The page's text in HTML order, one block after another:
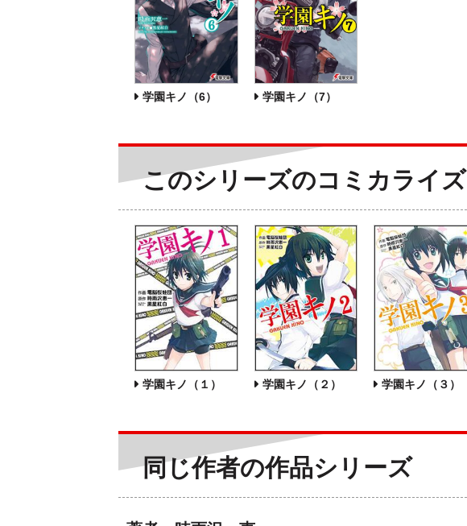
学園キノ（6） 学園キノ（7）
このシリーズのコミカライズ
学園キノ（１） 学園キノ（２） 学園キノ（３）
同じ作者の作品シリーズ